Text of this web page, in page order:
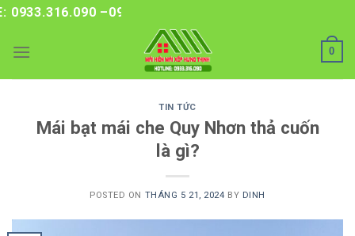
Skip
content
–0986.212.208
0
TIN TỨC
Mái bạt mái che Quy Nhơn thả cuốn
là gì?
POSTED ON THÁNG 5 21, 2024 BY DINH